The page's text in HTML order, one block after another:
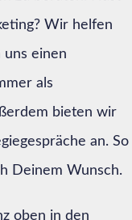
Wir helfen
einen
als
bieten wir
an. So
Deinem Wunsch.
oben in den